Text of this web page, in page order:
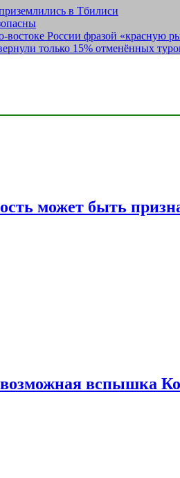
в Тбилиси
востоке России фразой «красную
только 15% отменённых
может быть
вспышка